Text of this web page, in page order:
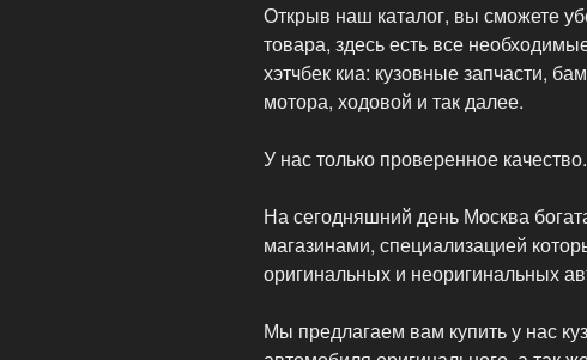
Открыв наш каталог, вы сможете
товара, здесь есть все
хэтчбек киа: кузовные запчасти,
мотора, ходовой и так далее.
У нас только проверенное качество.
На сегодняшний день Москва
магазинами, специализацией
оригинальных и неоригинальных
Мы предлагаем вам купить у нас